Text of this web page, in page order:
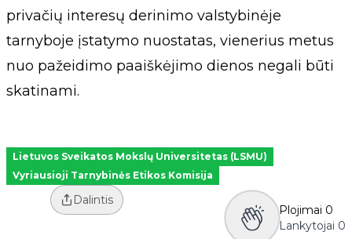
privačių interesų derinimo valstybinėje
tarnyboje įstatymo nuostatas, vienerius metus
nuo pažeidimo paaiškėjimo dienos negali būti
skatinami.
Lietuvos Sveikatos Mokslų Universitetas (LSMU)
Vyriausioji Tarnybinės Etikos Komisija
Dalintis
Plojimai 0
Lankytojai 0